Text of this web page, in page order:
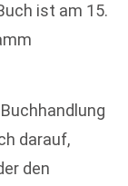
ist am 15.
darauf,
den